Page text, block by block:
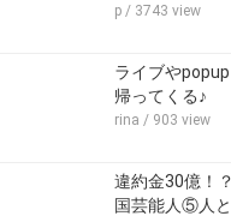
p / 3743 view
ライブや
帰ってくる♪
rina / 903 view
違約金30億！
国芸能人⑤人